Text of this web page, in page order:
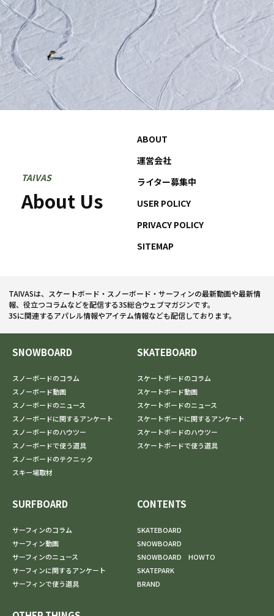
TAIVAS
About Us
ABOUT
運営会社
ライター募集中
USER POLICY
PRIVACY POLICY
SITEMAP
TAIVASは、スケートボード・スノーボード・サーフィンの最新動画や最新情
報、役立つコラムなどを配信する3S総合ウェブマガジンです。
3Sに関連するアパレル情報やアイテム情報なども配信しております。
SNOWBOARD
スノーボードのコラム
スノーボード動画
スノーボードのニュース
スノーボードに関するアンケート
スノーボードのハウツー
スノーボードで使う道具
スノーボードのテクニック
スキー場取材
SKATEBOARD
スケートボードのコラム
スケートボード動画
スケートボードのニュース
スケートボードに関するアンケート
スケートボードのハウツー
スケートボードで使う道具
SURFBOARD
サーフィンのコラム
サーフィン動画
サーフィンのニュース
サーフィンに関するアンケート
サーフィンで使う道具
CONTENTS
SKATEBOARD
SNOWBOARD
SNOWBOARD HOWTO
SKATEPARK
BRAND